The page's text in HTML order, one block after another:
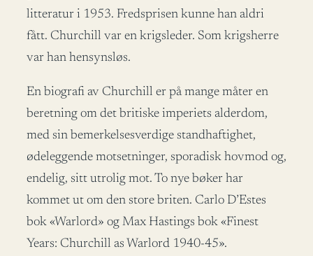
litteratur i 1953. Fredsprisen kunne han aldri
fått. Churchill var en krigsleder. Som krigsherre
var han hensynsløs.
En biografi av Churchill er på mange måter en
beretning om det britiske imperiets alderdom,
med sin bemerkelsesverdige standhaftighet,
ødeleggende motsetninger, sporadisk hovmod og,
endelig, sitt utrolig mot. To nye bøker har
kommet ut om den store briten. Carlo D’Estes
bok «Warlord» og Max Hastings bok «Finest
Years: Churchill as Warlord 1940-45».